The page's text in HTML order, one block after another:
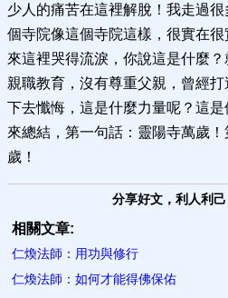
少人的痛苦在這裡解脫！我走過
個寺院像這個寺院這樣，很實在
來這裡哭得流淚，你說這是什麼
親職教育，沒有尊重父親，曾經
下去懺悔，這是什麼力量呢？這
來總結，第一句話：靈陽寺萬歲
歲！
分享好文，利人利
相關文章:
仁煥法師：用功與修行
仁煥法師：如何才能得佛保佑